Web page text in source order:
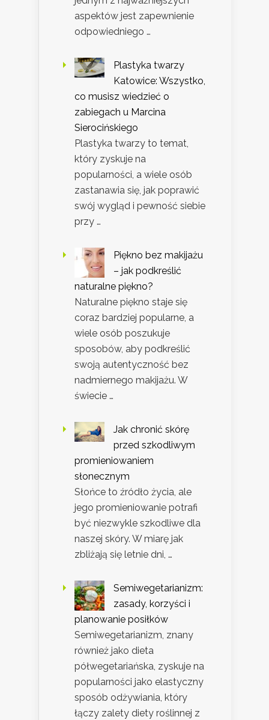
aspektów jest zapewnienie
odpowiedniego …
Plastyka twarzy
Katowice: Wszystko,
co musisz wiedzieć o
zabiegach u Marcina
Sierocińskiego
Plastyka twarzy to temat,
który zyskuje na
popularności, a wiele osób
zastanawia się, jak poprawić
swój wygląd i pewność siebie
przy …
Piękno bez makijażu
– jak podkreślić
naturalne piękno?
Naturalne piękno staje się
coraz bardziej popularne, a
wiele osób poszukuje
sposobów, aby podkreślić
swoją autentyczność bez
nadmiernego makijażu. W
świecie …
Jak chronić skórę
przed szkodliwym
promieniowaniem
słonecznym
Słońce to źródło życia, ale
jego promieniowanie potrafi
być niezwykle szkodliwe dla
naszej skóry. W miarę jak
zbliżają się letnie dni, …
Semiwegetarianizm:
zasady, korzyści i
planowanie posiłków
Semiwegetarianizm, znany
również jako dieta
półwegetariańska, zyskuje na
popularności jako elastyczny
sposób odżywiania, który
łączy zalety diety roślinnej z